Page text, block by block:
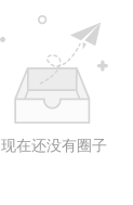
现在还没有圈子